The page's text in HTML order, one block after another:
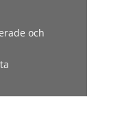
och